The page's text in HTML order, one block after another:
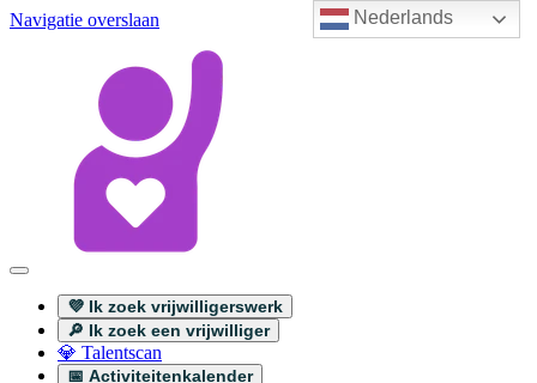
Nederlands
Navigatie overslaan
💜 Ik zoek vrijwilligerswerk
🔎 Ik zoek een vrijwilliger
💎 Talentscan
📅 Activiteitenkalender